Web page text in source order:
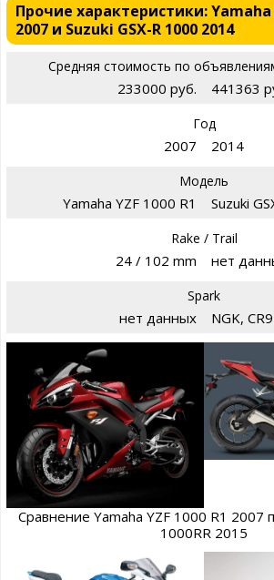
Прочие характеристики: Yamaha
2007 и Suzuki GSX-R 1000 2014
Средняя стоимость по
233000 руб. 441363
Год
2007 2014
Модель
Yamaha YZF 1000 R1 Suzuki
Rake / Trail
24 / 102 mm нет
Spark
нет данных NGK,
Сравнение Yamaha YZF 1000 R1 2007
1000RR 2015